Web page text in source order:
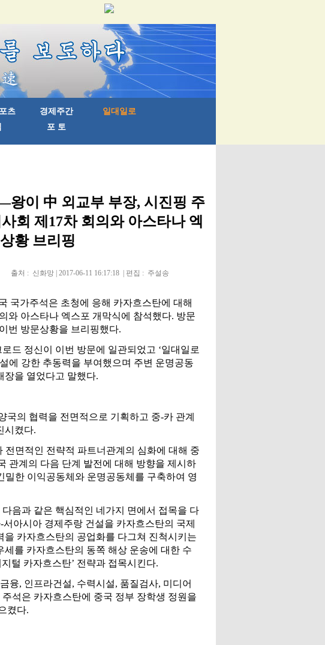
왕이 中 외교부 부장, 시진핑 주
회 제17차 회의와 아스타나 엑
황 브리핑
출처 : 신화망 | 2017-06-11 16:17:18 | 편집 : 주설송
국가주석은 초청에 응해 카자흐스탄에 대해
와 아스타나 엑스포 개막식에 참석했다. 방문
번 방문상황을 브리핑했다.
드 정신이 이번 방문에 일관되었고 ‘일대일로
에 강한 추동력을 부여했으며 주변 운명공동
장을 열었다고 말했다.
의 협력을 전면적으로 기획하고 중-카 관계
시켰다.
면적인 전략적 파트너관계의 심화에 대해 중
관계의 다음 단계 발전에 대해 방향을 제시하
한 이익공동체와 운명공동체를 구축하여 영
음과 같은 핵심적인 네가지 면에서 접목을 다
아시아 경제주랑 건설을 카자흐스탄의 국제
카자흐스탄의 공업화를 다그쳐 진척시키는
를 카자흐스탄의 동쪽 해상 운송에 대한 수
털 카자흐스탄’ 전략과 접목시킨다.
융, 인프라건설, 수력시설, 품질검사, 미디어
석은 카자흐스탄에 중국 정부 장학생 정원을
켰다.